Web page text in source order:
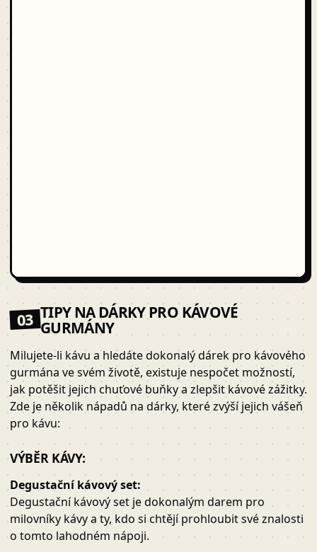
03 TIPY NA DÁRKY PRO KÁVOVÉ
GURMÁNY
Milujete-li kávu a hledáte dokonalý dárek pro kávového
gurmána ve svém životě, existuje nespočet možností,
jak potěšit jejich chuťové buňky a zlepšit kávové zážitky.
Zde je několik nápadů na dárky, které zvýší jejich vášeň
pro kávu:
VÝBĚR KÁVY:
Degustační kávový set:
Degustační kávový set je dokonalým darem pro
milovníky kávy a ty, kdo si chtějí prohloubit své znalosti
o tomto lahodném nápoji.